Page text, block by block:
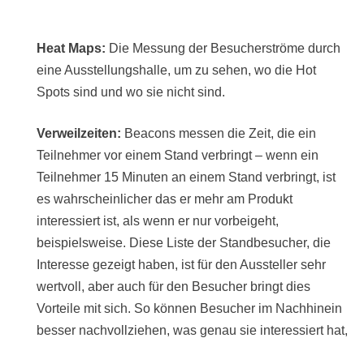
Heat Maps: Die Messung der Besucherströme durch
eine Ausstellungshalle, um zu sehen, wo die Hot
Spots sind und wo sie nicht sind.
Verweilzeiten: Beacons messen die Zeit, die ein
Teilnehmer vor einem Stand verbringt – wenn ein
Teilnehmer 15 Minuten an einem Stand verbringt, ist
es wahrscheinlicher das er mehr am Produkt
interessiert ist, als wenn er nur vorbeigeht,
beispielsweise. Diese Liste der Standbesucher, die
Interesse gezeigt haben, ist für den Aussteller sehr
wertvoll, aber auch für den Besucher bringt dies
Vorteile mit sich. So können Besucher im Nachhinein
besser nachvollziehen, was genau sie interessiert hat,